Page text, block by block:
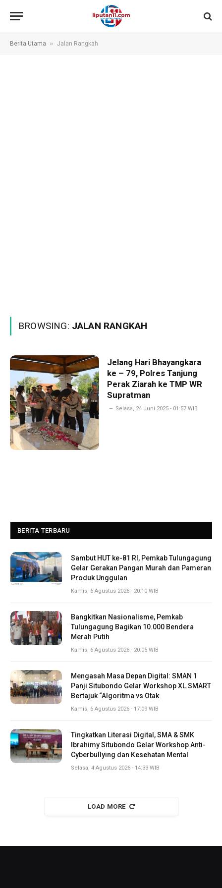
Berita Utama » Jalan Rangkah
BROWSING: JALAN RANGKAH
Jelang Hari Bhayangkara
ke – 79, Polres Tanjung
Perak Ziarah ke TMP WR
Supratman
Selasa, 24 Juni 2025 - 01:57 WIB
BERITA TERBARU
Sambut HUT ke-81 RI, Pemkab Tulungagung
Gelar Gerakan Pangan Murah dan Pameran
Produk Unggulan
Kamis, 6 Agustus 2026 - 20:10 WIB
Bangkitkan Nasionalisme, Pemkab
Tulungagung Bagikan 10.000 Bendera
Merah Putih
Kamis, 6 Agustus 2026 - 20:05 WIB
Mengasah Masa Depan Digital: SMAN 1
Panji Situbondo Gelar Workshop XL.SMART
Bertajuk “Algoritma vs Otak
Kamis, 6 Agustus 2026 - 17:09 WIB
Tingkatkan Literasi Digital, SMA & SMK
Ibrahimy Situbondo Gelar Workshop Anti-
Cyberbullying dan Kesehatan Mental
Selasa, 4 Agustus 2026 - 14:33 WIB
LOAD MORE